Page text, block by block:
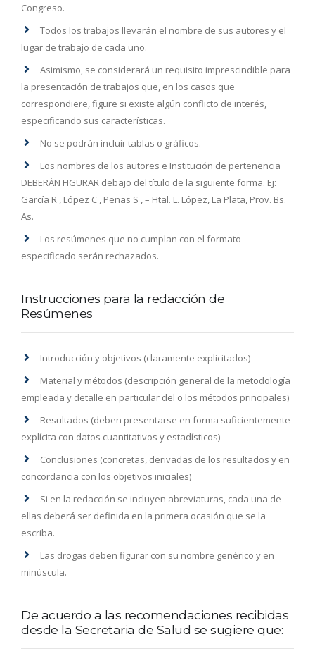
Congreso.
Todos los trabajos llevarán el nombre de sus autores y el
lugar de trabajo de cada uno.
Asimismo, se considerará un requisito imprescindible para
la presentación de trabajos que, en los casos que
correspondiere, figure si existe algún conflicto de interés,
especificando sus características.
No se podrán incluir tablas o gráficos.
Los nombres de los autores e Institución de pertenencia
DEBERÁN FIGURAR debajo del título de la siguiente forma. Ej:
García R , López C , Penas S , – Htal. L. López, La Plata, Prov. Bs.
As.
Los resúmenes que no cumplan con el formato
especificado serán rechazados.
Instrucciones para la redacción de
Resúmenes
Introducción y objetivos (claramente explicitados)
Material y métodos (descripción general de la metodología
empleada y detalle en particular del o los métodos principales)
Resultados (deben presentarse en forma suficientemente
explícita con datos cuantitativos y estadísticos)
Conclusiones (concretas, derivadas de los resultados y en
concordancia con los objetivos iniciales)
Si en la redacción se incluyen abreviaturas, cada una de
ellas deberá ser definida en la primera ocasión que se la
escriba.
Las drogas deben figurar con su nombre genérico y en
minúscula.
De acuerdo a las recomendaciones recibidas
desde la Secretaria de Salud se sugiere que: